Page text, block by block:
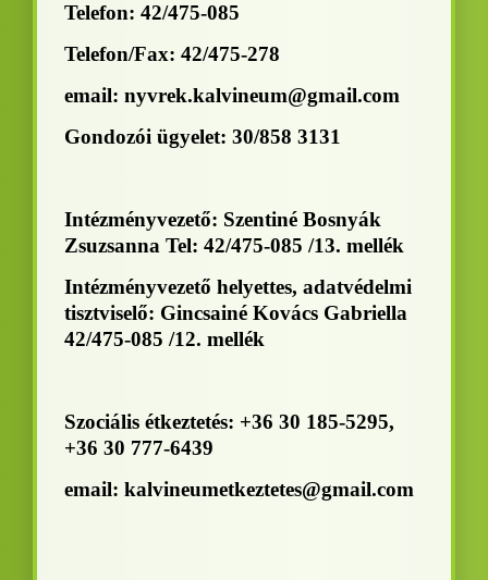
Telefon: 42/475-085
Telefon/Fax: 42/475-278
email: nyvrek.kalvineum@gmail.com
Gondozói ügyelet: 30/858 3131
Intézményvezető: Szentiné Bosnyák
Zsuzsanna Tel: 42/475-085 /13. mellék
Intézményvezető helyettes, adatvédelmi
tisztviselő: Gincsainé Kovács Gabriella
42/475-085 /12. mellék
Szociális étkeztetés: +36 30 185-5295,
+36 30 777-6439
email: kalvineumetkeztetes@gmail.com